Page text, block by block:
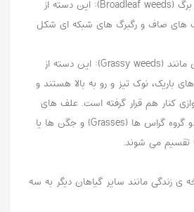
1. علف های هرز پهن برگ (Broadleaf weeds): این دسته از
های صاف و رگبرگ های شبکه ای شکل
2. علف های هرز چمن مانند (Grassy weeds): این دسته از
باریک، نوک تیز و رو به بالا هستند و
کنار هم قرار گرفته است. علف های
هرز چمن مانند خود به دو گروه گراس ها (Grasses) و جگن ها یا
ی زندگی مانند سایر گیاهان دیگر به سه